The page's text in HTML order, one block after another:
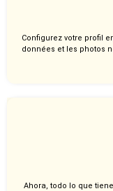
Configurez votre profil
données et les photos
Ahora, todo lo que